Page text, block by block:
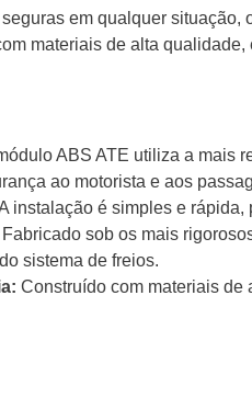
em qualquer
materiais de alta
ABS ATE utiliza a mais
ao motorista e aos
instalação é simples e
Fabricado sob os mais
sistema de freios.
Construído com materiais de